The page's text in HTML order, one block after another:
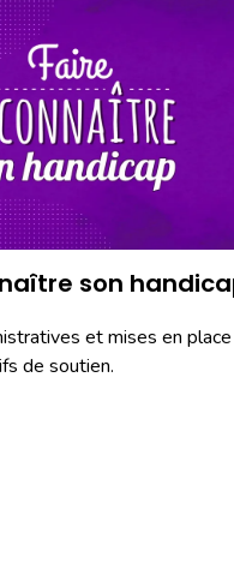
son
et mises en
de soutien.